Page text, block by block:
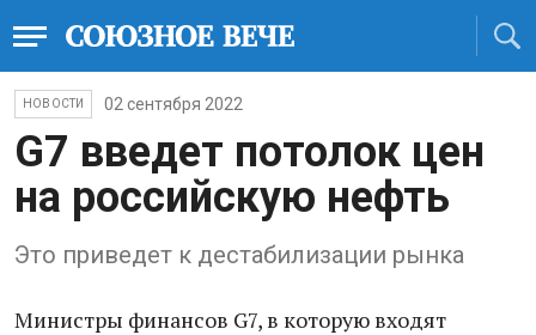
НОВОСТИ 02 сентября 2022
G7 введет потолок цен
на российскую нефть
Это приведет к дестабилизации рынка
Министры финансов G7, в которую входят